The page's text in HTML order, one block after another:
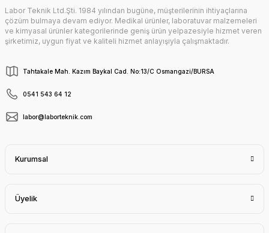
Gönder
Labor Teknik Ltd.Şti. 1984 yılından bugüne, müşterilerinin ihtiyaçlarına
çözüm bulmaya devam ediyor. Medikal ürünler, laboratuvar malzemeleri
ve kimyasal ürünler kategorilerinde geniş ürün yelpazesiyle hizmet veren
şirketimiz, uygun fiyat ve kaliteli hizmet anlayışıyla çalışmaktadır.
Tahtakale Mah. Kazım Baykal Cad. No:13/C Osmangazi/BURSA
0541 543 64 12
labor@laborteknik.com
Kurumsal
Üyelik